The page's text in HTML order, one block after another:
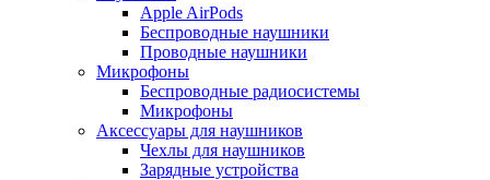
Apple AirPods
Беспроводные наушники
Проводные наушники
Микрофоны
Беспроводные радиосистемы
Микрофоны
Аксессуары для наушников
Чехлы для наушников
Зарядные устройства